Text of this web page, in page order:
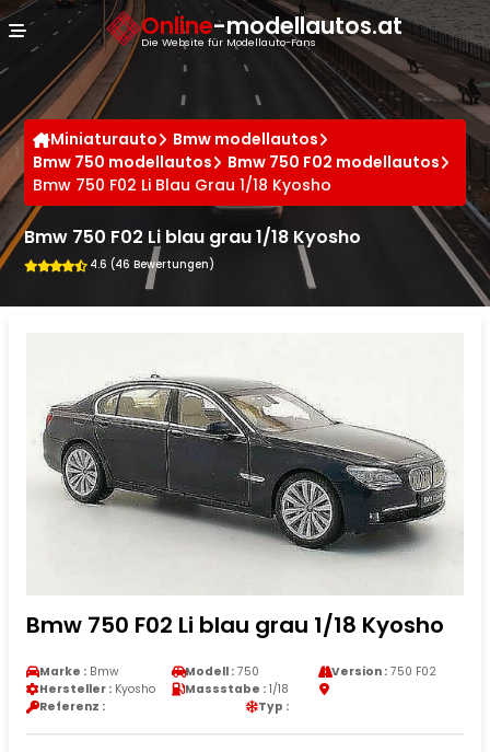
Online-modellautos.at
Die Website für Modellauto-Fans
Miniaturauto
Bmw modellautos
Bmw 750 modellautos
Bmw 750 F02 modellautos
Bmw 750 F02 Li Blau Grau 1/18 Kyosho
Bmw 750 F02 Li blau grau 1/18 Kyosho
4.6 (46 Bewertungen)
Bmw 750 F02 Li blau grau 1/18 Kyosho
Marke : Bmw Modell : 750 Version :750 F02
Hersteller : Kyosho Massstabe : 1/18
Referenz :
Typ :
Cookie-Einstellungen